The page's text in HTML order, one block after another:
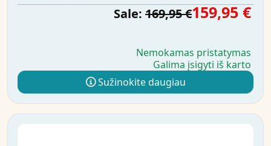
Sale: 169,95 €159,95 €
Nemokamas pristatymas
Galima įsigyti iš karto
Sužinokite daugiau